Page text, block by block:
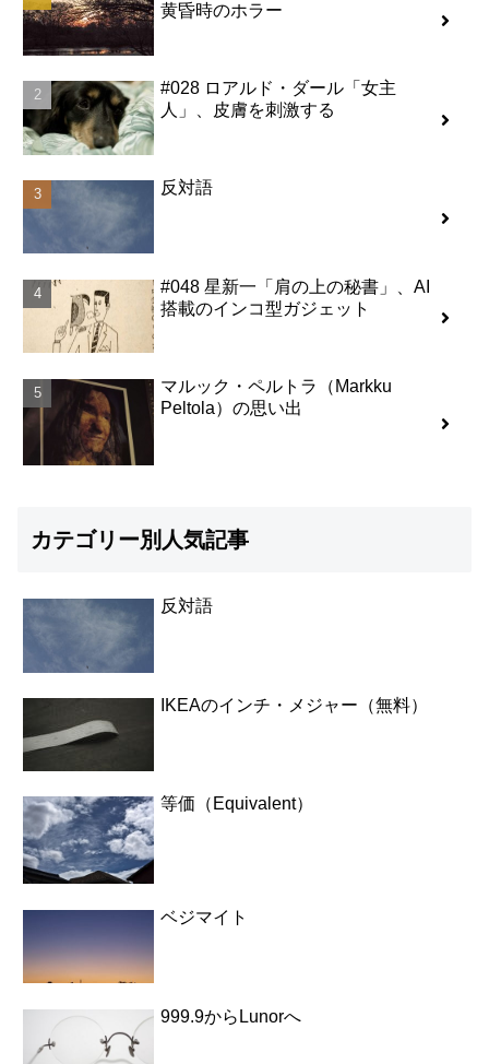
黄昏時のホラー
#028 ロアルド・ダール「女主
人」、皮膚を刺激する
反対語
#048 星新一「肩の上の秘書」、AI
搭載のインコ型ガジェット
マルック・ペルトラ（Markku
Peltola）の思い出
カテゴリー別人気記事
反対語
IKEAのインチ・メジャー（無料）
等価（Equivalent）
ベジマイト
999.9からLunorへ